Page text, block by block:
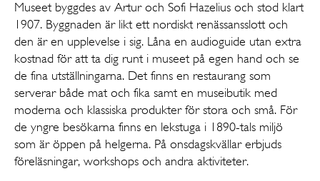
Museet byggdes av Artur och Sofi Hazelius och stod klart
1907. Byggnaden är likt ett nordiskt renässansslott och
den är en upplevelse i sig. Låna en audioguide utan extra
kostnad för att ta dig runt i museet på egen hand och se
de fina utställningarna. Det finns en restaurang som
serverar både mat och fika samt en museibutik med
moderna och klassiska produkter för stora och små. För
de yngre besökarna finns en lekstuga i 1890-tals miljö
som är öppen på helgerna. På onsdagskvällar erbjuds
föreläsningar, workshops och andra aktiviteter.